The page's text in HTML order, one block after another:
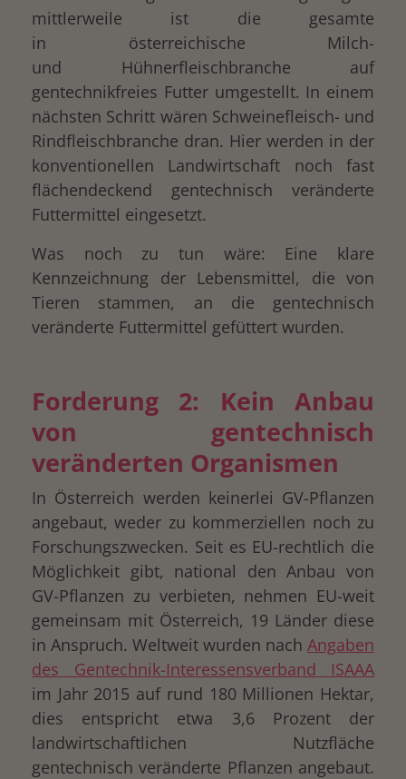
mittlerweile ist die gesamte
in österreichische Milch-
und Hühnerfleischbranche auf
gentechnikfreies Futter umgestellt. In einem
nächsten Schritt wären Schweinefleisch- und
Rindfleischbranche dran. Hier werden in der
konventionellen Landwirtschaft noch fast
flächendeckend gentechnisch veränderte
Futtermittel eingesetzt.
Was noch zu tun wäre: Eine klare
Kennzeichnung der Lebensmittel, die von
Tieren stammen, an die gentechnisch
veränderte Futtermittel gefüttert wurden.
Forderung 2: Kein Anbau
von gentechnisch
veränderten Organismen
In Österreich werden keinerlei GV-Pflanzen
angebaut, weder zu kommerziellen noch zu
Forschungszwecken. Seit es EU-rechtlich die
Möglichkeit gibt, national den Anbau von
GV-Pflanzen zu verbieten, nehmen EU-weit
gemeinsam mit Österreich, 19 Länder diese
in Anspruch. Weltweit wurden nach Angaben
des Gentechnik-Interessensverband ISAAA
im Jahr 2015 auf rund 180 Millionen Hektar,
dies entspricht etwa 3,6 Prozent der
landwirtschaftlichen Nutzfläche
gentechnisch veränderte Pflanzen angebaut.